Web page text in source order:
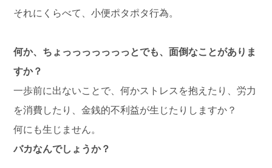
それにくらべて、小便ポタポタ行為。
何か、ちょっっっっっっっとでも、面倒なことがありま
すか？
一歩前に出ないことで、何かストレスを抱えたり、労力
を消費したり、金銭的不利益が生じたりしますか？
何にも生じません。
バカなんでしょうか？